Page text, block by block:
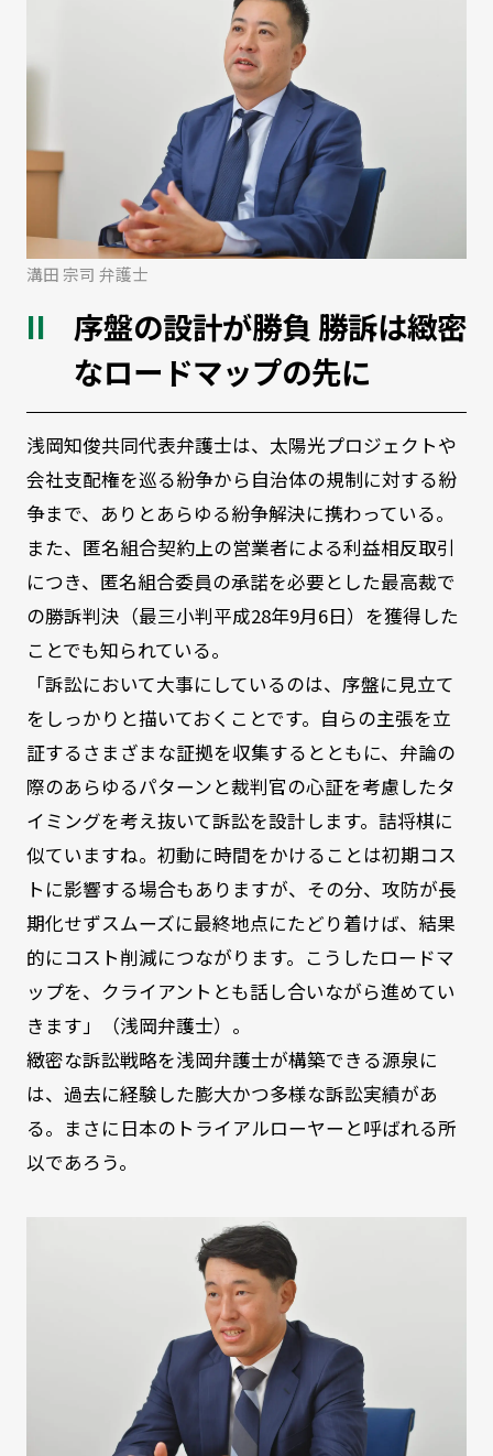
溝田 宗司 弁護士
序盤の設計が勝負 勝訴は緻密
なロードマップの先に
浅岡知俊共同代表弁護士は、太陽光プロジェクトや
会社支配権を巡る紛争から自治体の規制に対する紛
争まで、ありとあらゆる紛争解決に携わっている。
また、匿名組合契約上の営業者による利益相反取引
につき、匿名組合委員の承諾を必要とした最高裁で
の勝訴判決（最三小判平成28年9月6日）を獲得した
ことでも知られている。
「訴訟において大事にしているのは、序盤に見立て
をしっかりと描いておくことです。自らの主張を立
証するさまざまな証拠を収集するとともに、弁論の
際のあらゆるパターンと裁判官の心証を考慮したタ
イミングを考え抜いて訴訟を設計します。詰将棋に
似ていますね。初動に時間をかけることは初期コス
トに影響する場合もありますが、その分、攻防が長
期化せずスムーズに最終地点にたどり着けば、結果
的にコスト削減につながります。こうしたロードマ
ップを、クライアントとも話し合いながら進めてい
きます」（浅岡弁護士）。
緻密な訴訟戦略を浅岡弁護士が構築できる源泉に
は、過去に経験した膨大かつ多様な訴訟実績があ
る。まさに日本のトライアルローヤーと呼ばれる所
以であろう。